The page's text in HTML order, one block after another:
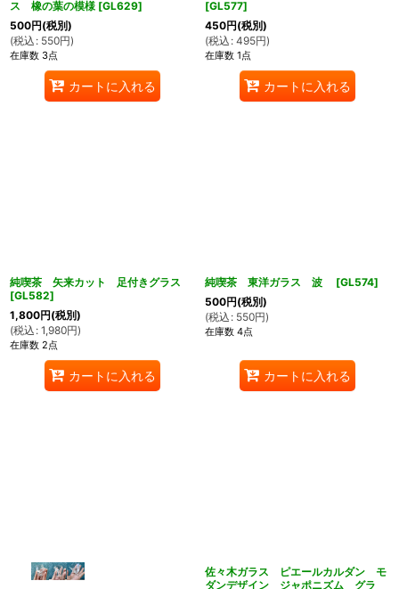
ス 橡の葉の模様 [GL629]
500円(税別)
(税込 : 550円)
在庫数 3点
カートに入れる
[GL577]
450円(税別)
(税込 : 495円)
在庫数 1点
カートに入れる
純喫茶 矢来カット 足付きグラス
[GL582]
1,800円(税別)
(税込 : 1,980円)
在庫数 2点
カートに入れる
純喫茶 東洋ガラス 波 [GL574]
500円(税別)
(税込 : 550円)
在庫数 4点
カートに入れる
佐々木ガラス ピエールカルダン モ
ダンデザイン ジャポニズム グラ